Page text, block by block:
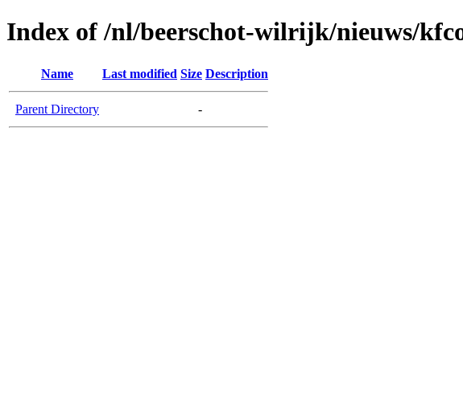
Index of /nl/beerschot-wilrijk/nieuws/
Name Last modified Size Description
Parent Directory -